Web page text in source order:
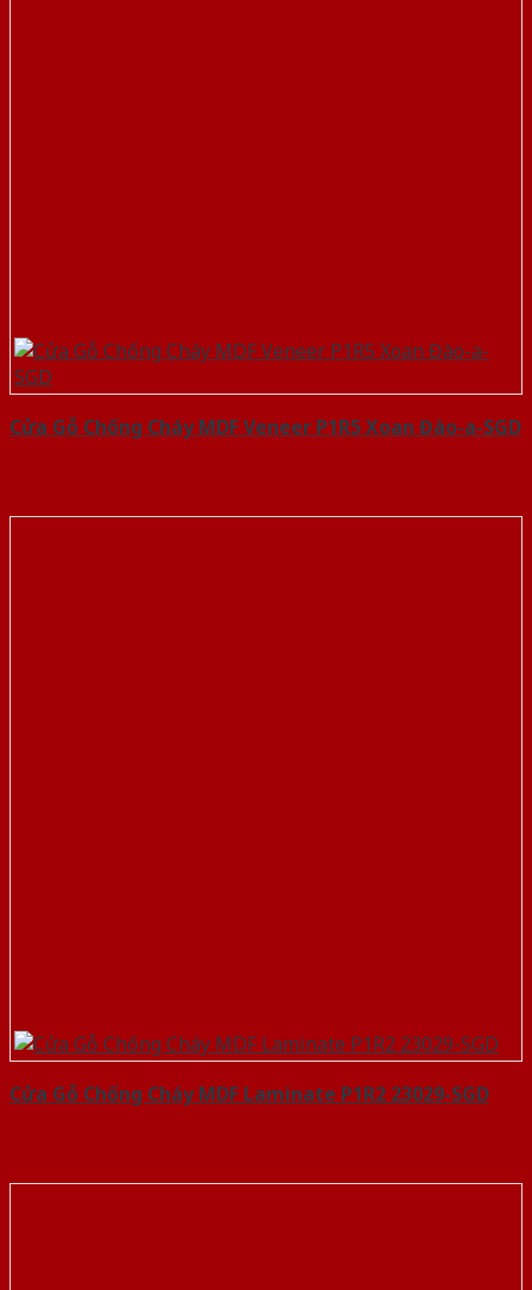
Cửa Gỗ Chống Cháy MDF Veneer P1R5 Xoan Đào-a-SGD
Cửa Gỗ Chống Cháy MDF Laminate P1R2 23029-SGD